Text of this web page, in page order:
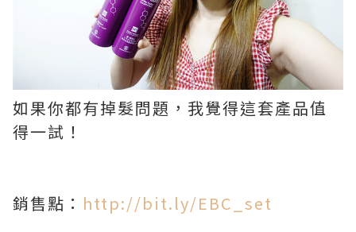
如果你都有掉髮問題，我覺得這套產品值
得一試！
銷售點： http://bit.ly/EBC_set